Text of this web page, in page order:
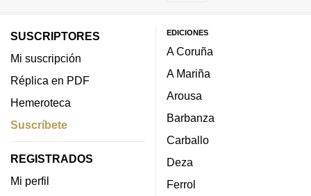
SUSCRIPTORES
Mi suscripción
Réplica en PDF
Hemeroteca
Suscríbete
REGISTRADOS
Mi perfil
EDICIONES
A Coruña
A Mariña
Arousa
Barbanza
Carballo
Deza
Ferrol